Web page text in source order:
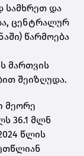
სამხრეთ და
ცენტრალურ
წარმოება
მართვის
შეიზღუდა.
მეორე
36.1 მლნ
წლის